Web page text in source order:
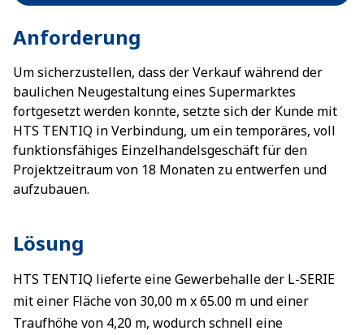
Anforderung
Um sicherzustellen, dass der Verkauf während der
baulichen Neugestaltung eines Supermarktes
fortgesetzt werden konnte, setzte sich der Kunde mit
HTS TENTIQ in Verbindung, um ein temporäres, voll
funktionsfähiges Einzelhandelsgeschäft für den
Projektzeitraum von 18 Monaten zu entwerfen und
aufzubauen.
Lösung
HTS TENTIQ lieferte eine Gewerbehalle der L-SERIE
mit einer Fläche von 30,00 m x 65.00 m und einer
Traufhöhe von 4,20 m, wodurch schnell eine